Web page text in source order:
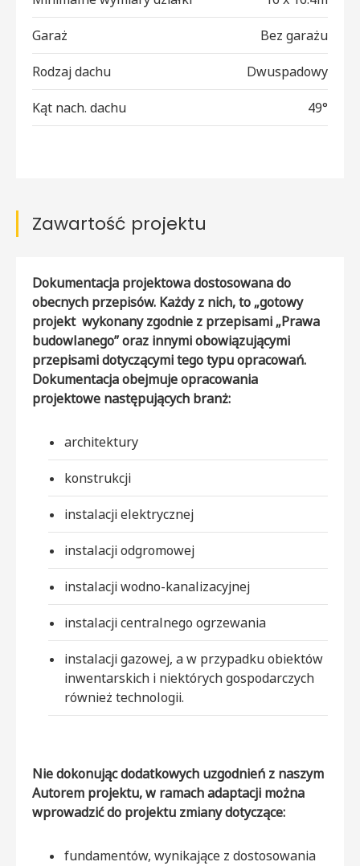
Garaż Bez garażu
Rodzaj dachu Dwuspadowy
Kąt nach. dachu 49°
Zawartość projektu
Dokumentacja projektowa dostosowana do
obecnych przepisów. Każdy z nich, to „gotowy
projekt wykonany zgodnie z przepisami „Prawa
budowlanego” oraz innymi obowiązującymi
przepisami dotyczącymi tego typu opracowań.
Dokumentacja obejmuje opracowania
projektowe następujących branż:
architektury
konstrukcji
instalacji elektrycznej
instalacji odgromowej
instalacji wodno-kanalizacyjnej
instalacji centralnego ogrzewania
instalacji gazowej, a w przypadku obiektów
inwentarskich i niektórych gospodarczych
również technologii.
Nie dokonując dodatkowych uzgodnień z naszym
Autorem projektu, w ramach adaptacji można
wprowadzić do projektu zmiany dotyczące:
fundamentów, wynikające z dostosowania